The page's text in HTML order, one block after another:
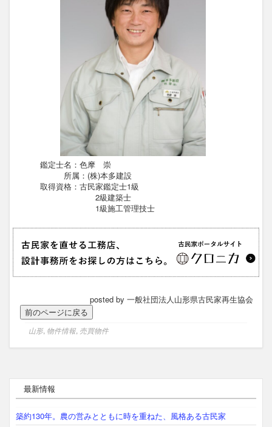
鑑定士名：色摩 崇
所属：(株)本多建設
取得資格：古民家鑑定士1級
2級建築士
1級施工管理技士
posted by 一般社団法人山形県古民家再生協会
山形, 物件情報, 売買物件
最新情報
築約130年。農の営みとともに時を重ねた、風格ある古民家